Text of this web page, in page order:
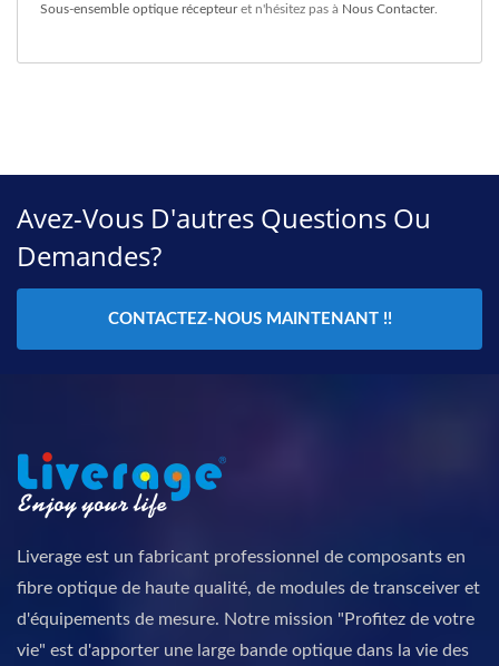
Sous-ensemble optique récepteuret n'hésitez pas à Nous Contacter.
Avez-Vous D'autres Questions Ou
Demandes?
CONTACTEZ-NOUS MAINTENANT !!
Liverage est un fabricant professionnel de composants en
fibre optique de haute qualité, de modules de transceiver et
d'équipements de mesure. Notre mission "Profitez de votre
vie" est d'apporter une large bande optique dans la vie des